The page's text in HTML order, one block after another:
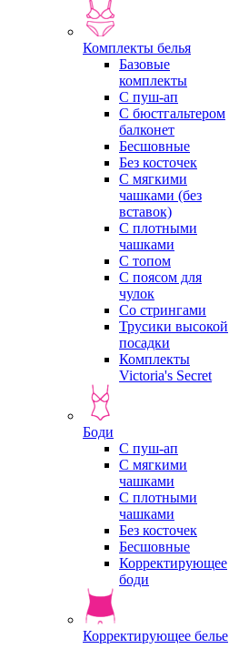
Комплекты белья
Базовые
комплекты
С пуш-ап
С бюстгальтером
балконет
Бесшовные
Без косточек
С мягкими
чашками (без
вставок)
С плотными
чашками
С топом
С поясом для
чулок
Со стрингами
Трусики высокой
посадки
Комплекты
Victoria's Secret
Боди
С пуш-ап
С мягкими
чашками
С плотными
чашками
Без косточек
Бесшовные
Корректирующее
боди
Корректирующее белье